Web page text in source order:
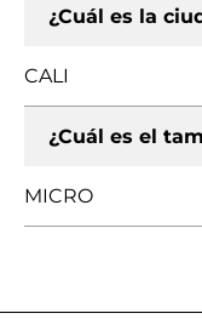
¿Cuál es la
CALI
¿Cuál es el
MICRO